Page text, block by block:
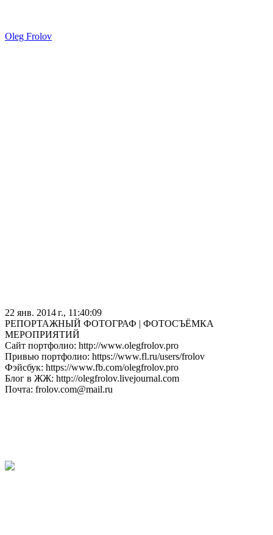
Oleg Frolov
22 янв. 2014 г., 11:40:09
РЕПОРТАЖНЫЙ ФОТОГРАФ | ФОТОСЪЁМКА
МЕРОПРИЯТИЙ
Сайт портфолио: http://www.olegfrolov.pro
Привью портфолио: https://www.fl.ru/users/frolov
Фэйсбук: https://www.fb.com/olegfrolov.pro
Блог в ЖЖ: http://olegfrolov.livejournal.com
Почта: frolov.com@mail.ru